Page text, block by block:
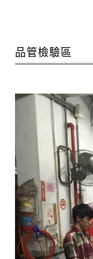
品管檢驗區